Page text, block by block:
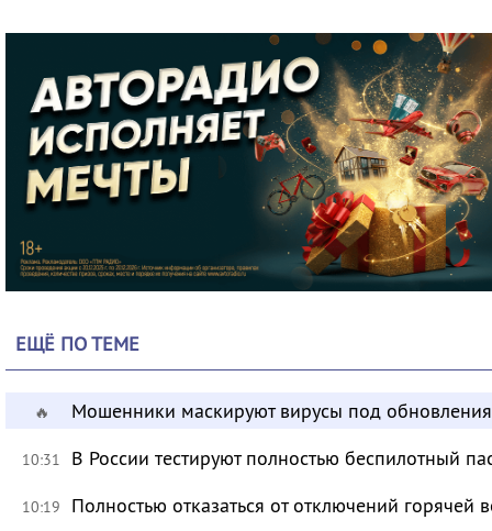
ЕЩЁ ПО ТЕМЕ
🔥 Мошенники маскируют вирусы под
10:31 В России тестируют полностью беспилотный
10:19 Полностью отказаться от отключений горячей